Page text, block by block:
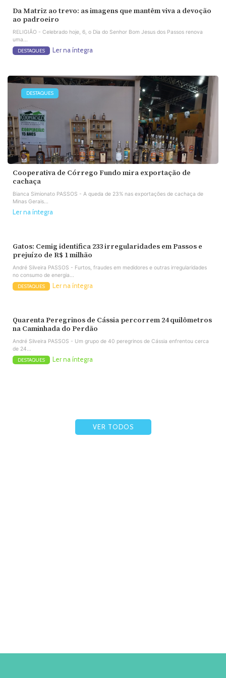
Da Matriz ao trevo: as imagens que mantêm viva a devoção
ao padroeiro
RELIGIÃO - Celebrado hoje, 6, o Dia do Senhor Bom Jesus dos Passos renova
uma...
DESTAQUES Ler na íntegra
DESTAQUES
Cooperativa de Córrego Fundo mira exportação de
cachaça
Bianca Simionato PASSOS - A queda de 23% nas exportações de cachaça de
Minas Gerais...
Ler na íntegra
Gatos: Cemig identifica 233 irregularidades em Passos e
prejuízo de R$ 1 milhão
André Silveira PASSOS - Furtos, fraudes em medidores e outras irregularidades
no consumo de energia...
DESTAQUES Ler na íntegra
Quarenta Peregrinos de Cássia percorrem 24 quilômetros
na Caminhada do Perdão
André Silveira PASSOS - Um grupo de 40 peregrinos de Cássia enfrentou cerca
de 24...
DESTAQUES Ler na íntegra
VER TODOS